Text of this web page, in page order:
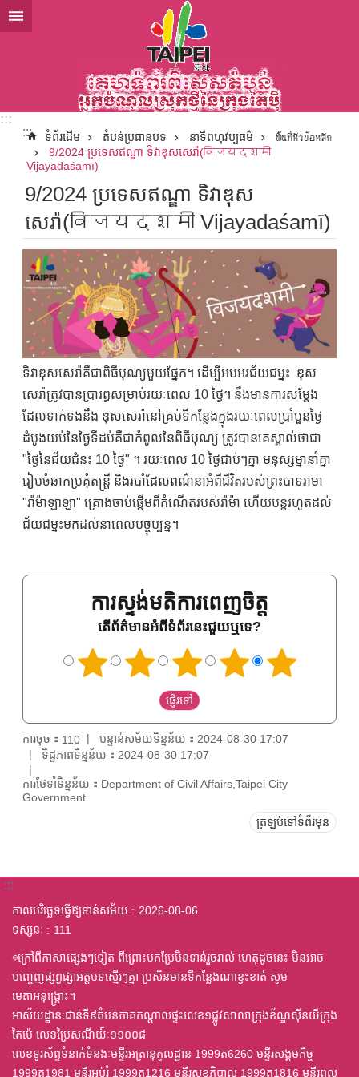
ទៅកាន់មាតិកាប្លុកមាតិកាសំខាន់
:::
:::
ទំព័រដើម តំបន់ប្រធានបទ នាទីពហុវប្បធម៌
พื้นที่หัวข้อหลัก
9/2024 ប្រទេសឥណ្ឌា ទិវាឌុសសេរ៉ា(विजयदशमी
Vijayadaśamī)
9/2024 ប្រទេសឥណ្ឌា ទិវាឌុស
សេរ៉ា(विजयदशमी Vijayadaśamī)
ទិវាឌុសសេរ៉ាគឺជាពិធីបុណ្យមួយផ្នែក។ ដើម្បីអបអរជ័យជម្នះ ឌុស
សេរ៉ាត្រូវបានប្រារព្ធសម្រាប់រយៈពេល 10 ថ្ងៃ។ នឹងមានការសម្តែង
ដែលទាក់ទងនឹង ឌុសសេរ៉ានៅគ្រប់ទីកន្លែងក្នុងរយៈពេលប្រាំបួនថ្ងៃ
ដំបូងយប់នៃថ្ងៃទីដប់គឺជាកំពូលនៃពិធីបុណ្យ ត្រូវបានគេស្គាល់ថាជា
"ថ្ងៃនៃជ័យជំនះ 10 ថ្ងៃ" ។ រយៈពេល 10 ថ្ងៃជាប់ៗគ្នា មនុស្សម្នានាំគ្នា
រៀបចំឆាកប្រគុំតន្ត្រី និងរបាំដែលពណ៌នាអំពីជីវិតរបស់ព្រះបាទរាមា
"រ៉ាម៉ាឡាឡា" គ្រោងចាប់ផ្តើមពីកំណើតរបស់រ៉ាម៉ា ហើយបន្តរហូតដល់
ជ័យជម្នះមកដល់នាពេលបច្ចុប្បន្ន។
ការស្ទង់មតិការពេញចិត្ត
តើព័ត៌មានអំពីទំព័រនេះជួយឬទេ?
ការចុច： 110
បន្ទាន់សម័យទិន្នន័យ：2024-08-30 17:07
ទិដ្ឋភាពទិន្នន័យ：2024-08-30 17:07
ការថែទាំទិន្នន័យ：Department of Civil Affairs,Taipei City
Government
ត្រឡប់ទៅទំព័រមុន
:::
កាលបរិច្ឆេទធ្វើឱ្យទាន់សម័យ
2026-08-06
ទស្សនៈ
111
◎ក្រៅពីភាសាផ្សេងៗទៀត ពីព្រោះបកប្រែមិនទាន់រួចរាល់ ហេតុដូចនេះ មិនអាច
បញ្ចេញផ្សព្វផ្សាអត្តបទស្មើរៗគ្នា ប្រសិនមានទីកន្លែងណាខ្វះខាត់ សូម
មេតាអនុង្គ្រោះ។
អាស័យដ្ឋានៈជាន់ទី៩តំបន់ភាគកណ្តាលផ្ទះលេខ១ផ្លូវសាលាក្រុងខ័ណ្ឌស៊ីនយីក្រុង
តៃប៉េ លេខប្រៃសណីយ៍ៈ១១០០៨
លេខទូរស័ព្ទទំនាក់ទំនងៈមន្ទីរអត្រានុកូលដ្ឋាន 1999ត6260 មន្ទីរសង្គមកិច្ច
1999ត1981 មន្ទីរអប់រំ 1999ត1216 មន្ទីរសុខភិបាល 1999ត1816 មន្ទីរពល